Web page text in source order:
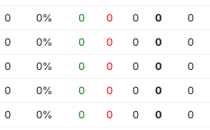
0 0% 0 0 0 0
0
0 0% 0 0 0 0
0
0 0% 0 0 0 0
0
0 0% 0 0 0 0
0
0 0% 0 0 0 0
0